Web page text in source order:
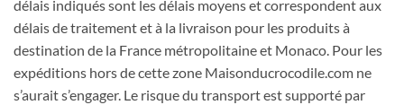
délais indiqués sont les délais moyens et correspondent aux
délais de traitement et à la livraison pour les produits à
destination de la France métropolitaine et Monaco. Pour les
expéditions hors de cette zone Maisonducrocodile.com ne
s’aurait s’engager. Le risque du transport est supporté par